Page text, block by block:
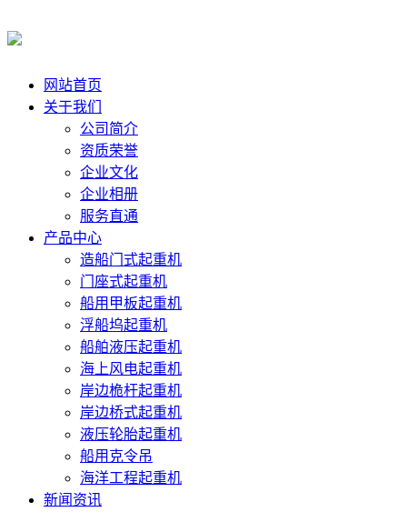
网站首页
关于我们
公司简介
资质荣誉
企业文化
企业相册
服务直通
产品中心
造船门式起重机
门座式起重机
船用甲板起重机
浮船坞起重机
船舶液压起重机
海上风电起重机
岸边桅杆起重机
岸边桥式起重机
液压轮胎起重机
船用克令吊
海洋工程起重机
新闻资讯